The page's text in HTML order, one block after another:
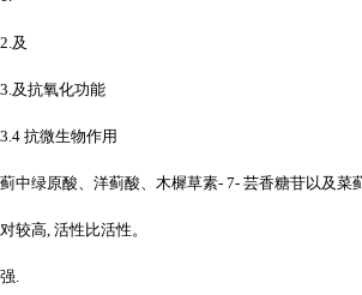
2.及
3.及抗氧化功能
3.4 抗微生物作用
蓟中绿原酸、洋蓟酸、木樨草素- 7- 芸香糖苷以及菜
对较高, 活性比活性。
强.